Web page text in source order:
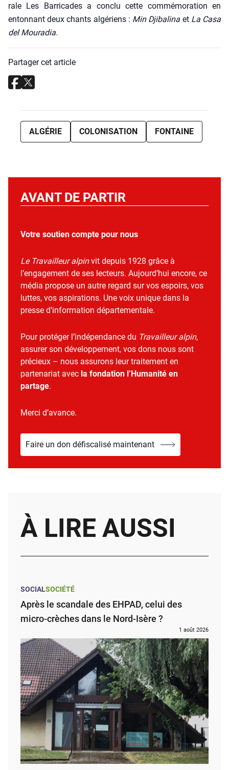
rale Les Bar­ri­cades a conclu cette com­mé­mo­ra­tion en
enton­nant deux chants algé­riens : Min Dji­ba­li­na et La Casa
del Mou­ra­dia.
Partager cet article
ALGÉRIE COLONISATION FONTAINE
AVANT DE PARTIR
Votre soutien compte pour nous
Le Travailleur alpinvit depuis 1928 grâce à
l’engagement de ses lecteurs. Aujourd’hui encore, ce
média propose un autre regard sur vos espoirs, vos
luttes, vos aspirations. Une voix unique dans la
presse d’information départementale.
Pour protéger l’indépendance du Travailleur alpin,
assurer son développement, vos dons nous sont
précieux – nous assurons leur traitement en
partenariat avec la fondation l’Humanité en
partage.
Merci d’avance.
Faire un don défiscalisé maintenant
À LIRE AUSSI
SOCIALSOCIÉTÉ
Après le scandale des EHPAD, celui des
micro-crèches dans le Nord-Isère ?
1 août 2026